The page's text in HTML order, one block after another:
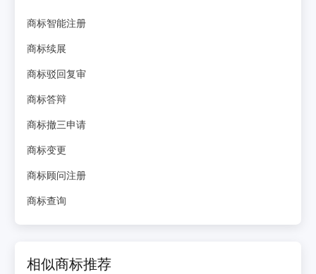
商标智能注册
商标续展
商标驳回复审
商标答辩
商标撤三申请
商标变更
商标顾问注册
商标查询
相似商标推荐